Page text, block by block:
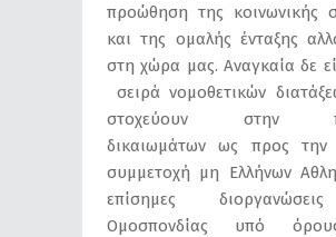
προώθηση της κοινωνικής
και της ομαλής ένταξης
στη χώρα μας. Αναγκαία δε
σειρά νομοθετικών
στοχεύουν στην
δικαιωμάτων ως προς την
συμμετοχή μη Ελλήνων
επίσημες
Ομοσπονδίας υπό